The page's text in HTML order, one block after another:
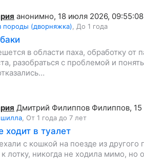
анонимно, 18 июля 2026, 09:55:08
породы (дворняжка) До 1 года
в области паха, обработку от
разобраться с проблемой и
Дмитрий Филиппов Филиппов,
От 1 года до 7 лет
ходит в туалет
с кошкой на поезде из
лотку, никогда не ходила мимо, но